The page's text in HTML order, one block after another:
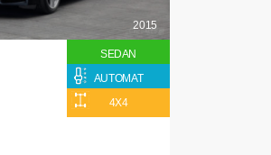
2015
SEDAN
AUTOMAT
4X4